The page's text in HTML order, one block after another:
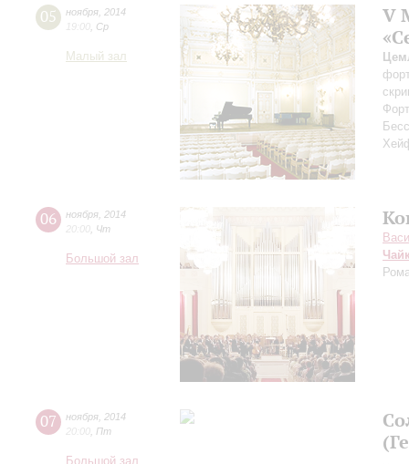
05 ноября 2014
19:00 Ср
Малый зал
V
06 ноября 2014
20:00 Чт
Большой зал
07 ноября 2014
20:00 Пт
Большой зал